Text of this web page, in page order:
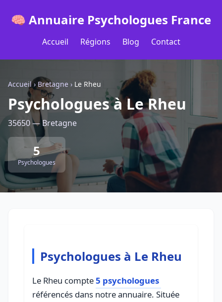
🧠 Annuaire Psychologues France
Accueil Régions Blog Contact
Accueil› Bretagne › Le Rheu
Psychologues à Le Rheu
35650 — Bretagne
5
Psychologues
Psychologues à Le Rheu
Le Rheu compte5 psychologues
référencés dans notre annuaire. Située